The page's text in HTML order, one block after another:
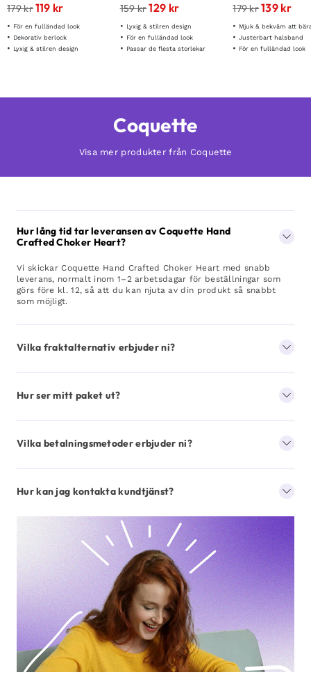
179kr119 kr
För en fulländad look
Dekorativ berlock
Lyxig & stilren design
159kr129 kr
Lyxig & stilren design
För en fulländad look
Passar de flesta storlekar
179kr139 kr
Mjuk & bekväm att
Justerbart halsband
För en fulländad look
Coquette
Visa mer produkter från Coquette
Hur lång tid tar leveransen av Coquette Hand
Crafted Choker Heart?
Vi skickar Coquette Hand Crafted Choker Heart med snabb
leverans, normalt inom 1–2 arbetsdagar för beställningar som
görs före kl. 12, så att du kan njuta av din produkt så snabbt
som möjligt.
Vilka fraktalternativ erbjuder ni?
Hur ser mitt paket ut?
Vilka betalningsmetoder erbjuder ni?
Hur kan jag kontakta kundtjänst?